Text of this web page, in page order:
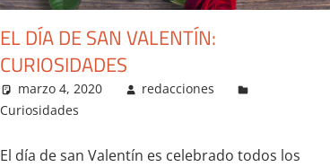
EL DÍA DE SAN VALENTÍN:
CURIOSIDADES
marzo 4, 2020
redacciones
Curiosidades
El día de san Valentín es celebrado todos los